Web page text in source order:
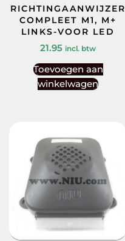
RICHTINGAANWIJZER
COMPLEET M1, M+
LINKS-VOOR LED
21.95 incl. btw
Toevoegen aan
winkelwagen